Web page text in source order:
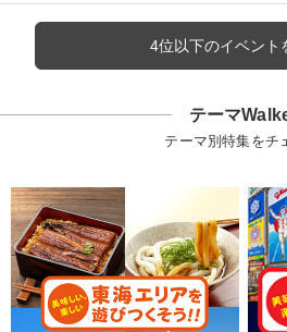
4位以下のイベント
テーマ
テーマ別特集をチ